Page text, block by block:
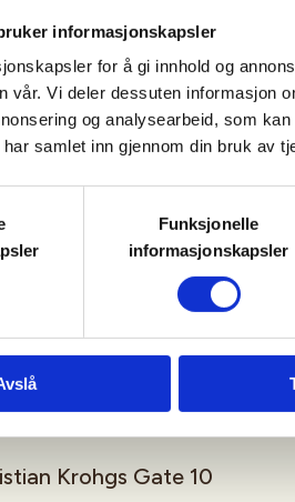
informasjonskapsler
for å gi innhold og
vår. Vi deler dessuten informasjon
og analysearbeid, som
samlet inn gjennom din bruk av
Funksjonelle
informasjonskapsler
vil du gjøre?
Registrer bruker
Logg inn
Krohgs Gate 10